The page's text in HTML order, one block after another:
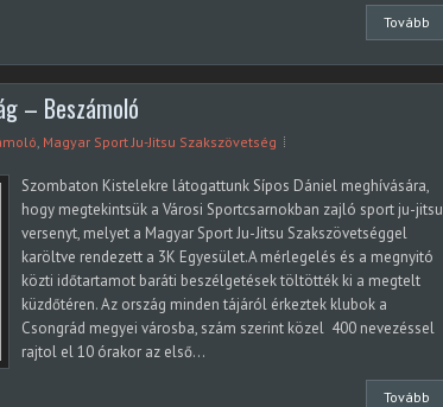
Tovább
– Beszámoló
, Magyar Sport Ju-Jitsu Szakszövetség
Szombaton Kistelekre látogattunk Sípos Dániel meghívására,
hogy megtekintsük a Városi Sportcsarnokban zajló sport ju-jitsu
versenyt, melyet a Magyar Sport Ju-Jitsu Szakszövetséggel
karöltve rendezett a 3K Egyesület.A mérlegelés és a megnyitó
közti időtartamot baráti beszélgetések töltötték ki a megtelt
küzdőtéren. Az ország minden tájáról érkeztek klubok a
Csongrád megyei városba, szám szerint közel 400 nevezéssel
rajtol el 10 órakor az első...
Tovább